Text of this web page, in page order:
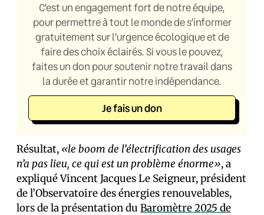
C’est un engagement fort de notre équipe,
pour permettre à tout le monde de s’informer
gratuitement sur l’urgence écologique et de
faire des choix éclairés. Si vous le pouvez,
faites un don pour soutenir notre travail dans
la durée et garantir notre indépendance.
Je fais un don
Résultat, «le boom de l’électrification des usages
n’a pas lieu, ce qui est un problème énorme», a
expliqué Vincent Jacques Le Seigneur, président
de l’Observatoire des énergies renouvelables,
lors de la présentation du Baromètre 2025 de